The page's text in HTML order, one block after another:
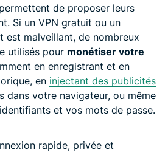
de proposer leurs
Si un VPN gratuit ou un
est malveillant, de nombreux
utilisés pour monétiser votre
en enregistrant et en
en injectant des publicités
dans votre navigateur, ou même
et vos mots de passe.
rapide, privée et